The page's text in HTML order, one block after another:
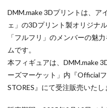
DMM.make 3Dプリントは、ア
ェ」の3Dプリント製オリジナ
「フルフリ」のメンバーの魅
ムです。
本フィギュアは、DMM.make
ーズマーケット」内『Official
STORES』にて受注販売いたし